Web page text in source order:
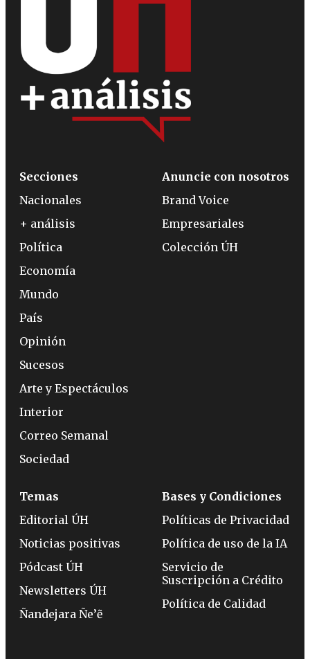
Secciones
Nacionales
+ análisis
Política
Economía
Mundo
País
Opinión
Sucesos
Arte y Espectáculos
Interior
Correo Semanal
Sociedad
Anuncie con nosotros
Brand Voice
Empresariales
Colección ÚH
Temas
Editorial ÚH
Noticias positivas
Pódcast ÚH
Newsletters ÚH
Ñandejara Ñe’ẽ
Bases y Condiciones
Políticas de Privacidad
Política de uso de la IA
Servicio de
Suscripción a Crédito
Política de Calidad